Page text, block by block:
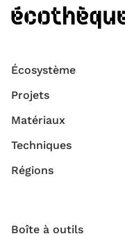
Écosystème
Projets
Matériaux
Techniques
Régions
Boîte à outils